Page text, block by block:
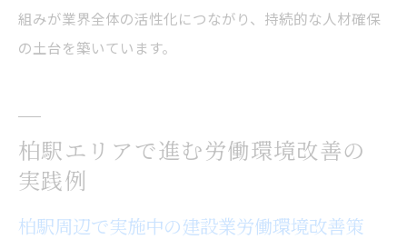
組みが業界全体の活性化につながり、持続的な人材確保
の土台を築いています。
柏駅エリアで進む労働環境改善の
実践例
柏駅周辺で実施中の建設業労働環境改善策